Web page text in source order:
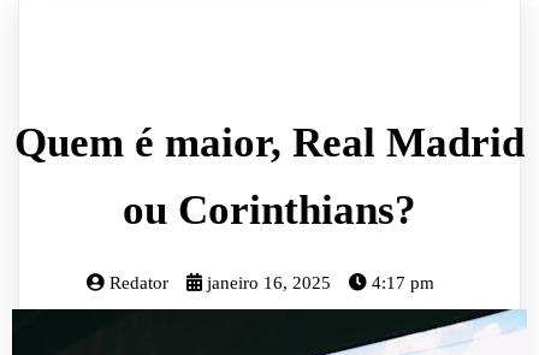
Quem é maior, Real Madrid
ou Corinthians?
Redator janeiro 16, 2025 4:17 pm